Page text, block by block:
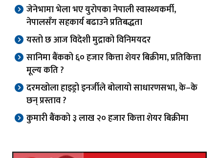
जेनेभामा भेला भए युरोपका नेपाली स्वास्थ्यकर्मी,
नेपालसँग सहकार्य बढाउने प्रतिबद्धता
यस्तो छ आज विदेशी मुद्राको विनिमयदर
सानिमा बैंकको ६० हजार कित्ता शेयर बिक्रीमा, प्रतिकित्ता
मूल्य कति ?
दरमखोला हाइड्रो इनर्जीले बोलायो साधारणसभा, के–के
छन् प्रस्ताव ?
कुमारी बैंकको ३ लाख २० हजार कित्ता शेयर बिक्रीमा